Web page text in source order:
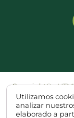
Copyright© -
Utilizamos
analizar
elaborado a